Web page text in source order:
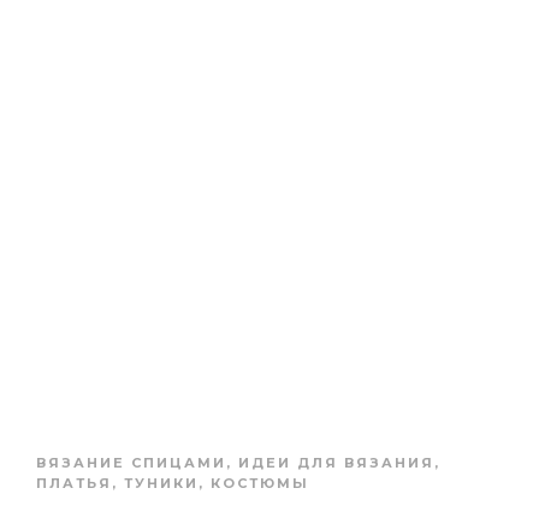
ВЯЗАНИЕ СПИЦАМИ , ИДЕИ ДЛЯ ВЯЗАНИЯ ,
ПЛАТЬЯ, ТУНИКИ, КОСТЮМЫ